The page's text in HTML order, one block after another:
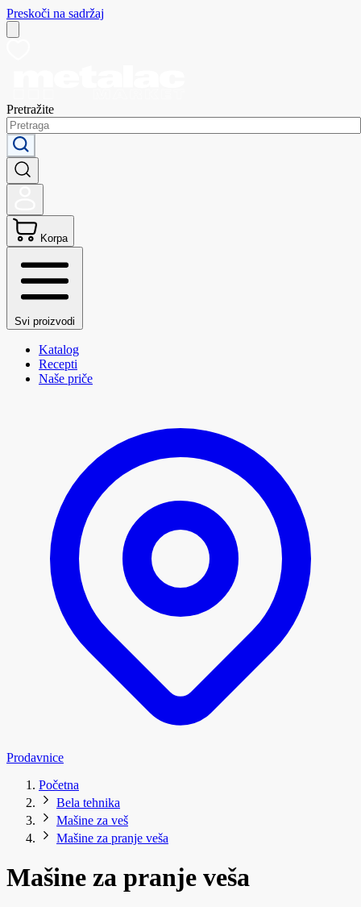
Preskoči na sadržaj
Pretražite
Korpa
Svi proizvodi
Katalog
Recepti
Naše priče
Prodavnice
Početna
Bela tehnika
Mašine za veš
Mašine za pranje veša
Mašine za pranje veša